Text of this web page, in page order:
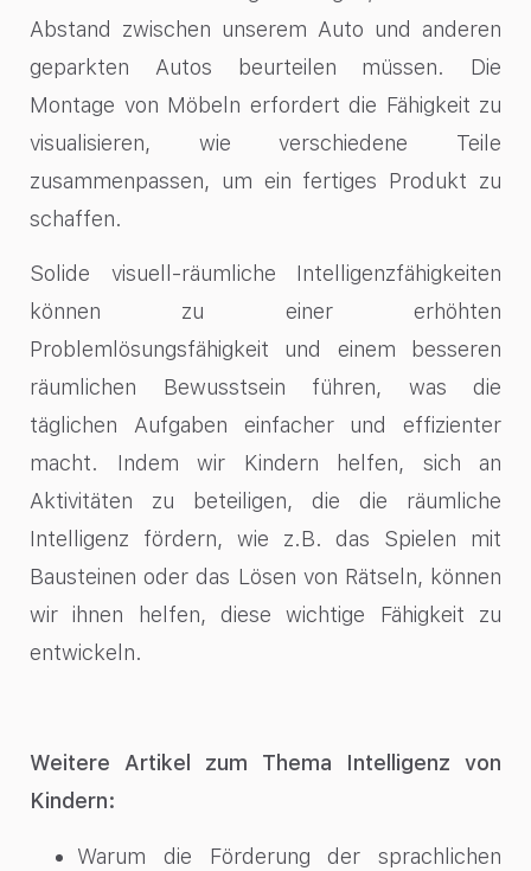
Abstand zwischen unserem Auto und anderen
geparkten Autos beurteilen müssen. Die
Montage von Möbeln erfordert die Fähigkeit zu
visualisieren, wie verschiedene Teile
zusammenpassen, um ein fertiges Produkt zu
schaffen.
Solide visuell-räumliche Intelligenzfähigkeiten
können zu einer erhöhten
Problemlösungsfähigkeit und einem besseren
räumlichen Bewusstsein führen, was die
täglichen Aufgaben einfacher und effizienter
macht. Indem wir Kindern helfen, sich an
Aktivitäten zu beteiligen, die die räumliche
Intelligenz fördern, wie z.B. das Spielen mit
Bausteinen oder das Lösen von Rätseln, können
wir ihnen helfen, diese wichtige Fähigkeit zu
entwickeln.
Weitere Artikel zum Thema Intelligenz von
Kindern:
Warum die Förderung der sprachlichen